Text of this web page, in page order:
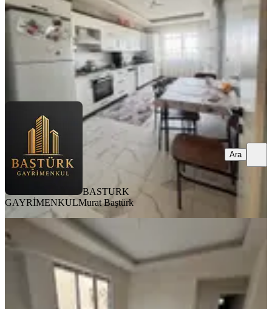
4.350.000 ₺
BASTURK GAYRİMENKULMurat Baştürk
BASTURK
GAYRİMENKULMurat Baştürk
Ara
KOMBİLİ
Paşaköşkü Ana Cadde Üzerinde
Satılık 1+1 Daireler
Battalgazi, Hacı Abdi Mahallesi
1+1·45 m²